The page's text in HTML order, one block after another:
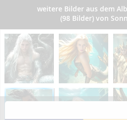
weitere Bilder aus dem
(98 Bilder) von